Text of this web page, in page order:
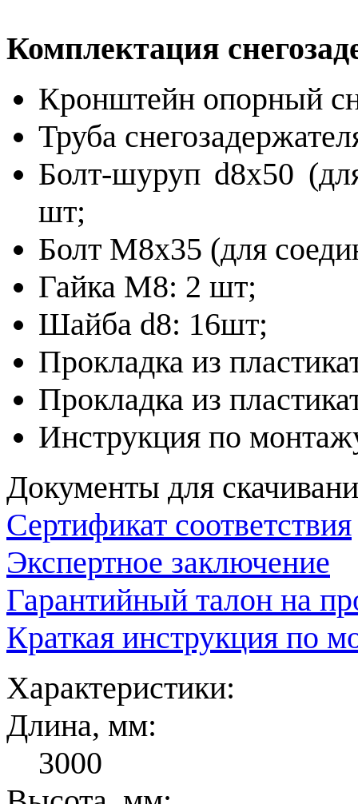
Комплектация
Кронштейн опорный
Труба
Болт-шуруп d8х50
шт;
Болт М8х35 (для
Гайка М8: 2 шт;
Шайба d8: 16шт;
Прокладка из
Прокладка из
Инструкция по
Документы для
Сертификат соответствия
Экспертное заключение
Гарантийный талон на
Краткая инструкция по
Характеристики:
Длина, мм:
3000